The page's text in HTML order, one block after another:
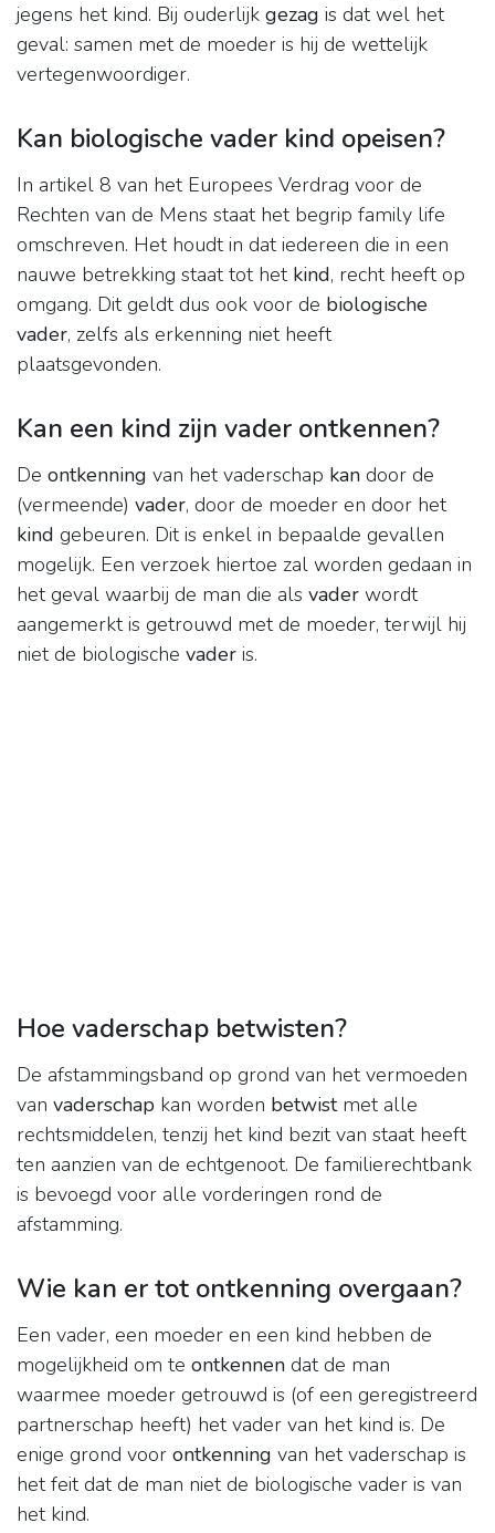
jegens het kind. Bij ouderlijk gezag is dat wel het
geval: samen met de moeder is hij de wettelijk
vertegenwoordiger.
Kan biologische vader kind opeisen?
In artikel 8 van het Europees Verdrag voor de
Rechten van de Mens staat het begrip family life
omschreven. Het houdt in dat iedereen die in een
nauwe betrekking staat tot het kind, recht heeft op
omgang. Dit geldt dus ook voor de biologische
vader, zelfs als erkenning niet heeft
plaatsgevonden.
Kan een kind zijn vader ontkennen?
De ontkenning van het vaderschap kan door de
(vermeende) vader, door de moeder en door het
kind gebeuren. Dit is enkel in bepaalde gevallen
mogelijk. Een verzoek hiertoe zal worden gedaan in
het geval waarbij de man die als vader wordt
aangemerkt is getrouwd met de moeder, terwijl hij
niet de biologische vader is.
Hoe vaderschap betwisten?
De afstammingsband op grond van het vermoeden
van vaderschap kan worden betwistmet alle
rechtsmiddelen, tenzij het kind bezit van staat heeft
ten aanzien van de echtgenoot. De familierechtbank
is bevoegd voor alle vorderingen rond de
afstamming.
Wie kan er tot ontkenning overgaan?
Een vader, een moeder en een kind hebben de
mogelijkheid om te ontkennen dat de man
waarmee moeder getrouwd is (of een geregistreerd
partnerschap heeft) het vader van het kind is. De
enige grond voor ontkenning van het vaderschap is
het feit dat de man niet de biologische vader is van
het kind.